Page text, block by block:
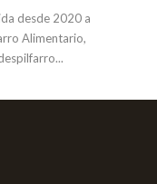
desde 2020 a
Alimentario,